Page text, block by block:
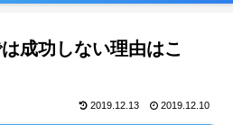
成功しない理由はこ
2019.12.13 2019.12.10